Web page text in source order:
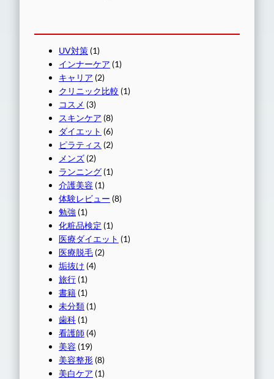
UV対策 (1)
インナーケア (1)
キャリア (2)
クリニック比較 (1)
コスメ (3)
スキンケア (8)
ダイエット (6)
ピラティス (2)
メンズ (2)
ランニング (1)
介護美容 (1)
体験レビュー (8)
勉強 (1)
化粧品検定 (1)
医療ダイエット (1)
医療脱毛 (2)
垢抜け (4)
旅行 (1)
書籍 (1)
未分類 (1)
歯科 (1)
看護師 (4)
美容 (19)
美容整形 (8)
美白ケア (1)